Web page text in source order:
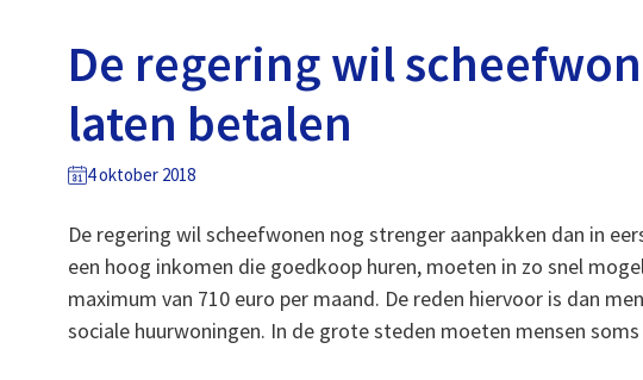
De regering wil
laten betalen
4 oktober 2018
De regering wil scheefwonen nog strenger aanpakken dan in
een hoog inkomen die goedkoop huren, moeten in zo snel
maximum van 710 euro per maand. De reden hiervoor is dan
sociale huurwoningen. In de grote steden moeten mensen